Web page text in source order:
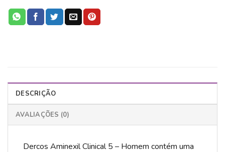
DESCRIÇÃO
AVALIAÇÕES (0)
Dercos Aminexil Clinical 5 – Homem contém uma